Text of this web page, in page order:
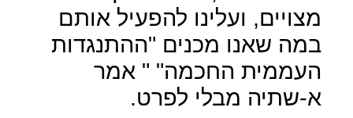
מצויים, ועלינו להפעיל אותם
במה שאנו מכנים "ההתנגדות
העממית החכמה" " אמר
א-שתיה מבלי לפרט.